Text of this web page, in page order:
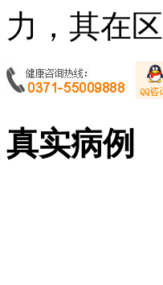
力，其在
真实病例